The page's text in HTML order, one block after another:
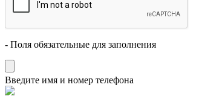
- Поля обязательные для заполнения
Введите имя и номер телефона